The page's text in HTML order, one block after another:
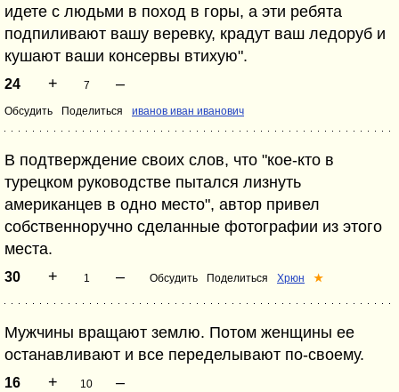
идете с людьми в поход в горы, а эти ребята
подпиливают вашу веревку, крадут ваш ледоруб и
кушают ваши консервы втихую".
24 + 7 –
Обсудить Поделиться иванов иван иванович
В подтверждение своих слов, что "кое-кто в
турецком руководстве пытался лизнуть
американцев в одно место", автор привел
собственноручно сделанные фотографии из этого
места.
30 + 1 – Обсудить Поделиться Хрюн ★
Мужчины вращают землю. Потом женщины ее
останавливают и все переделывают по-своему.
16 + 10 –